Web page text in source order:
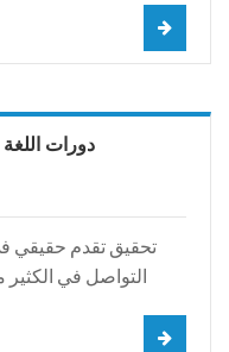
دورات اللغة
تحقيق تقدم حقيقي في
التواصل في